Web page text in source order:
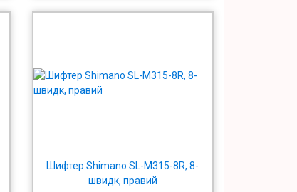
Шифтер Shimano SL-M315-8R, 8-
швидк, правий